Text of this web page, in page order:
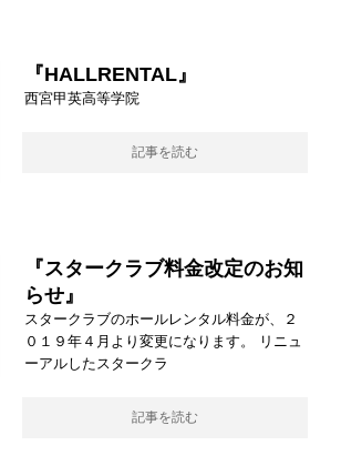
『HALLRENTAL』
西宮甲英高等学院
記事を読む
『スタークラブ料金改定のお知
らせ』
スタークラブのホールレンタル料金が、２
０１９年４月より変更になります。 リニュ
ーアルしたスタークラ
記事を読む